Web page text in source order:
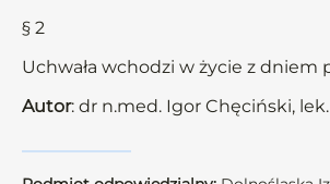
§ 2
Uchwała wchodzi w życie z dniem
Autor: dr n.med. Igor Chęciński,